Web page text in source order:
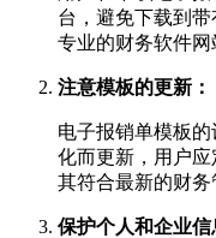
台，避免下载到
专业的财务软件网
注意模板的更新：
电子报销单模板
化而更新，用户
其符合最新的财务
保护个人和企业信